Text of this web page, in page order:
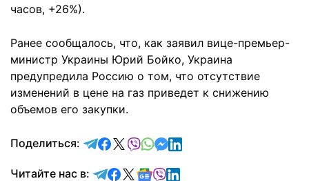
часов, +26%).
Ранее сообщалось, что, как заявил вице-премьер-
министр Украины Юрий Бойко, Украина
предупредила Россию о том, что отсутствие
изменений в цене на газ приведет к снижению
объемов его закупки.
Поделиться: отправить в Telegram
поделиться в Facebook
поделиться в X
отправить в Viber
отправить в Whatsapp
отправить в Messenger
отправить в LinkedIn
Читайте нас в: Читайте в Telegram
Читайте в Facebook
Читайте в X
Читайте в Google news
Читайте в Viber
Читайте в LinkedIn